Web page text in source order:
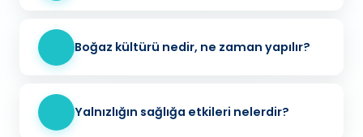
Boğaz kültürü nedir, ne zaman yapılır?
Yalnızlığın sağlığa etkileri nelerdir?